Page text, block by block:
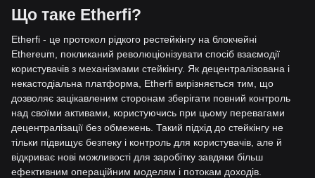
Що таке Etherfi?
Etherfi - це протокол рідкого рестейкінгу на блокчейні
Ethereum, покликаний революціонізувати спосіб взаємодії
користувачів з механізмами стейкінгу. Як децентралізована і
некастодіальна платформа, Etherfi вирізняється тим, що
дозволяє зацікавленим сторонам зберігати повний контроль
над своїми активами, користуючись при цьому перевагами
децентралізації без обмежень. Такий підхід до стейкінгу не
тільки підвищує безпеку і контроль для користувачів, але й
відкриває нові можливості для заробітку завдяки більш
ефективним операційним моделям і потокам доходів.